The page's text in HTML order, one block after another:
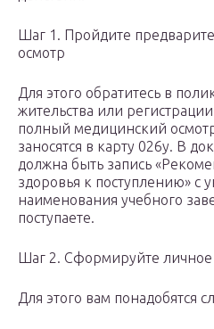
Шаг 1. Пройдите
осмотр
Для этого обратитесь в
жительства или
полный медицинский
заносятся в карту 026у. В
должна быть запись
здоровья к поступлению» с
наименования учебного
поступаете.
Шаг 2. Сформируйте личное
Для этого вам понадобятся